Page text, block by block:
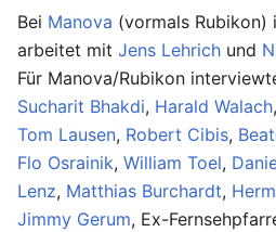
Bei Manova (vormals Rubikon)
arbeitet mit Jens Lehrich und
Für Manova/Rubikon
Sucharit Bhakdi, Harald Walach,
Tom Lausen, Robert Cibis,
Flo Osrainik, William Toel,
Lenz, Matthias Burchardt,
Jimmy Gerum, Ex-